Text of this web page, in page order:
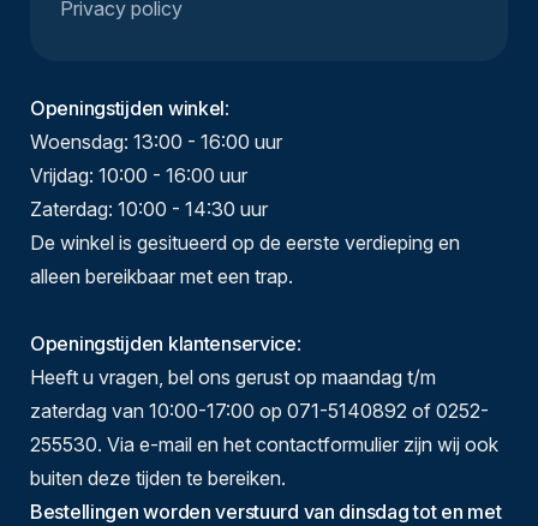
Privacy policy
Openingstijden winkel:
Woensdag: 13:00 - 16:00 uur
Vrijdag: 10:00 - 16:00 uur
Zaterdag: 10:00 - 14:30 uur
De winkel is gesitueerd op de eerste verdieping en
alleen bereikbaar met een trap.
Openingstijden klantenservice:
Heeft u vragen, bel ons gerust op maandag t/m
zaterdag van 10:00-17:00 op 071-5140892 of 0252-
255530. Via e-mail en het contactformulier zijn wij ook
buiten deze tijden te bereiken.
Bestellingen worden verstuurd van dinsdag tot en met